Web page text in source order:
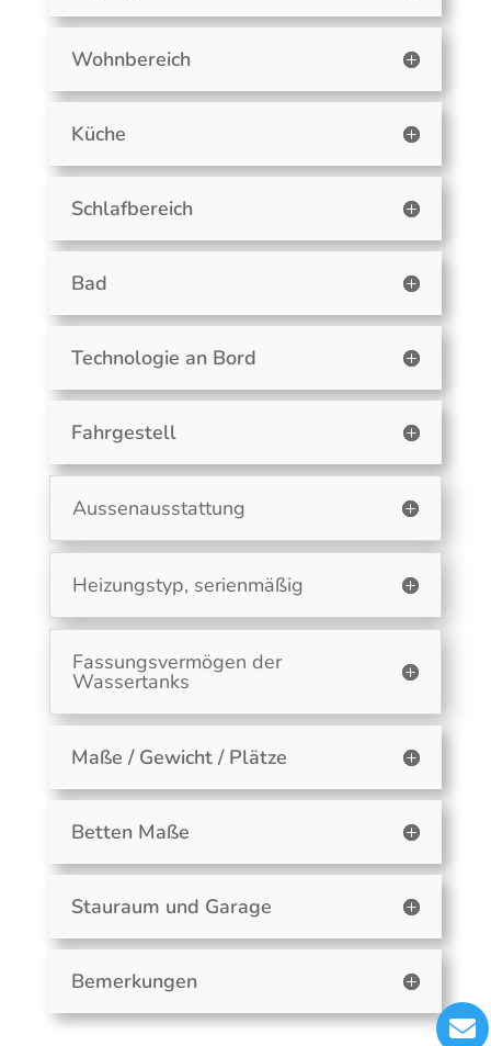
Wohnbereich
Küche
Schlafbereich
Bad
Technologie an Bord
Fahrgestell
Aussenausstattung
Heizungstyp, serienmäßig
Fassungsvermögen der
Wassertanks
Maße / Gewicht / Plätze
Betten Maße
Stauraum und Garage
Bemerkungen